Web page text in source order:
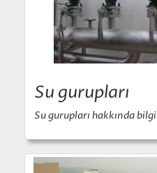
Su gurupları
Su gurupları hakkında bilgi